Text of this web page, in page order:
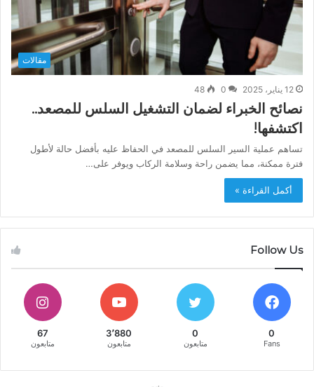
مقالات
12 يناير، 2025 0
48
نصائح الخبراء لضمان التشغيل السلس للمصعد..
اكتشفها!
تساهم عملية السير السلس للمصعد في الحفاظ عليه بأفضل حالة لأطول
فترة ممكنة، مما يضمن راحة وسلامة الركاب ويوفر على…
أكمل القراءة »
Follow Us
0
Fans
0
متابعون
3٬880
متابعون
67
متابعون